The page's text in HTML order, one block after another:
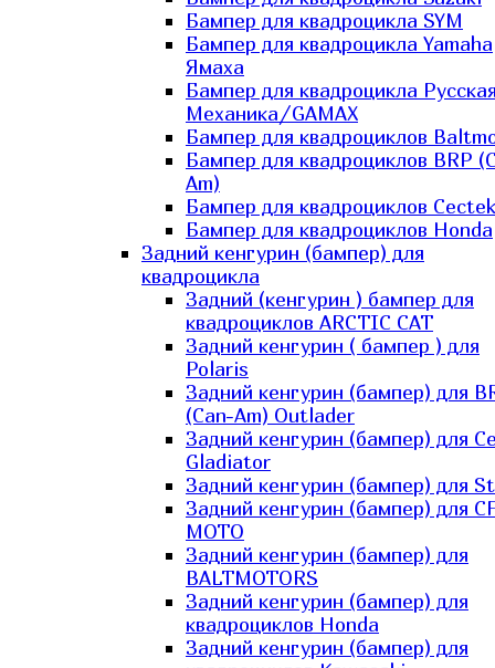
Бампер для квадроцикла SYM
Бампер для квадроцикла Yamaha
Ямаха
Бампер для квадроцикла
Механика/GAMAX
Бампер для квадроциклов
Бампер для квадроциклов BRP
Am)
Бампер для квадроциклов Cectek
Бампер для квадроциклов Honda
Задний кенгурин (бампер) для
квадроцикла
Задний (кенгурин ) бампер для
квадроциклов ARCTIC CAT
Задний кенгурин ( бампер ) для
Polaris
Задний кенгурин (бампер) для
(Can-Am) Outlader
Задний кенгурин (бампер) для
Gladiator
Задний кенгурин (бампер) для
Задний кенгурин (бампер) для
MOTO
Задний кенгурин (бампер) для
BALTMOTORS
Задний кенгурин (бампер) для
квадроциклов Honda
Задний кенгурин (бампер) для